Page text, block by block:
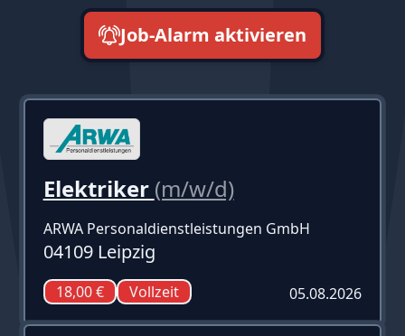
Job-Alarm aktivieren
Elektriker (m/w/d)
ARWA Personaldienstleistungen GmbH
04109 Leipzig
18,00 € Vollzeit 05.08.2026